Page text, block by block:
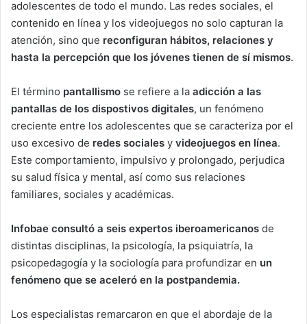
adolescentes de todo el mundo. Las redes sociales, el
contenido en línea y los videojuegos no solo capturan la
atención, sino que reconfiguran hábitos, relaciones y
hasta la percepción que los jóvenes tienen de sí mismos.
El término pantallismo se refiere a la adicción a las
pantallas de los dispostivos digitales, un fenómeno
creciente entre los adolescentes que se caracteriza por el
uso excesivo de redes sociales y videojuegos en línea.
Este comportamiento, impulsivo y prolongado, perjudica
su salud física y mental, así como sus relaciones
familiares, sociales y académicas.
Infobae consultó a seis expertos iberoamericanos de
distintas disciplinas, la psicología, la psiquiatría, la
psicopedagogía y la sociología para profundizar en un
fenómeno que se aceleró en la postpandemia.
Los especialistas remarcaron en que el abordaje de la